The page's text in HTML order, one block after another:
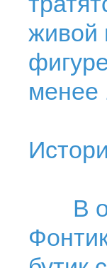
живой
менее
В